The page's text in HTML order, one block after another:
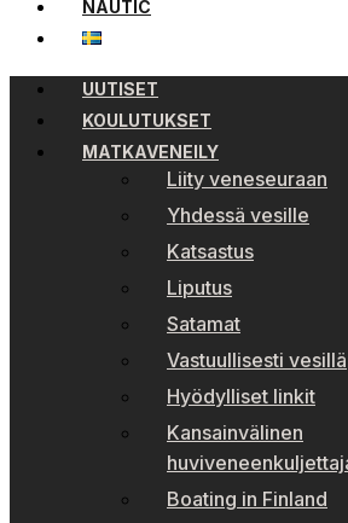
NAUTIC
UUTISET
KOULUTUKSET
MATKAVENEILY
Liity veneseuraan
Yhdessä vesille
Katsastus
Liputus
Satamat
Vastuullisesti vesillä
Hyödylliset linkit
Kansainvälinen
Boating in Finland